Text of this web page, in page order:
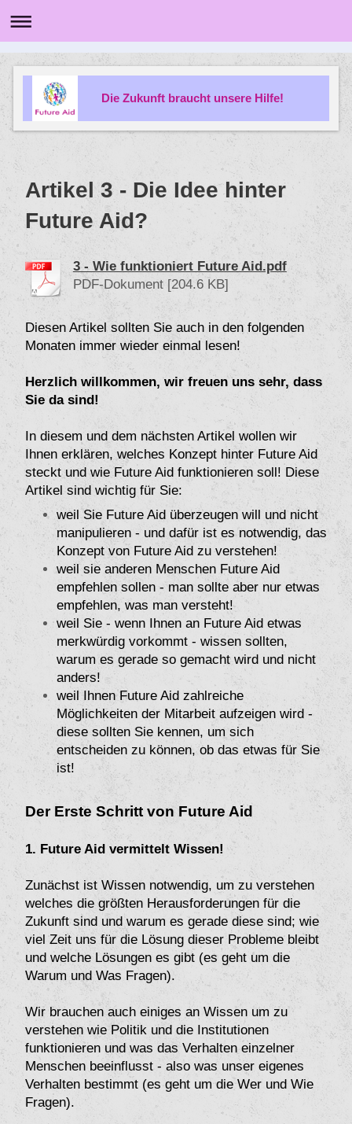
Die Zukunft braucht unsere Hilfe!
Artikel 3 - Die Idee hinter
Future Aid?
3 - Wie funktioniert Future Aid.pdf
PDF-Dokument [204.6 KB]
Diesen Artikel sollten Sie auch in den folgenden
Monaten immer wieder einmal lesen!
Herzlich willkommen, wir freuen uns sehr, dass
Sie da sind!
In diesem und dem nächsten Artikel wollen wir
Ihnen erklären, welches Konzept hinter Future Aid
steckt und wie Future Aid funktionieren soll! Diese
Artikel sind wichtig für Sie:
weil Sie Future Aid überzeugen will und nicht
manipulieren - und dafür ist es notwendig, das
Konzept von Future Aid zu verstehen!
weil sie anderen Menschen Future Aid
empfehlen sollen - man sollte aber nur etwas
empfehlen, was man versteht!
weil Sie - wenn Ihnen an Future Aid etwas
merkwürdig vorkommt - wissen sollten,
warum es gerade so gemacht wird und nicht
anders!
weil Ihnen Future Aid zahlreiche
Möglichkeiten der Mitarbeit aufzeigen wird -
diese sollten Sie kennen, um sich
entscheiden zu können, ob das etwas für Sie
ist!
Der Erste Schritt von Future Aid
1. Future Aid vermittelt Wissen!
Zunächst ist Wissen notwendig, um zu verstehen
welches die größten Herausforderungen für die
Zukunft sind und warum es gerade diese sind; wie
viel Zeit uns für die Lösung dieser Probleme bleibt
und welche Lösungen es gibt (es geht um die
Warum und Was Fragen).
Wir brauchen auch einiges an Wissen um zu
verstehen wie Politik und die Institutionen
funktionieren und was das Verhalten einzelner
Menschen beeinflusst - also was unser eigenes
Verhalten bestimmt (es geht um die Wer und Wie
Fragen).